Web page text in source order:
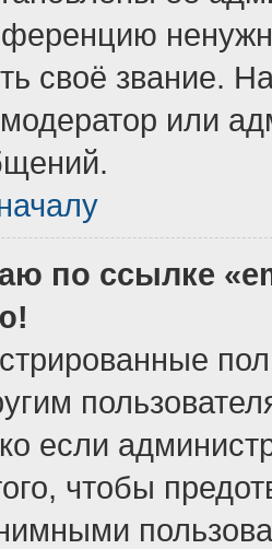
своё звание.
или
по ссылке
если
чтобы